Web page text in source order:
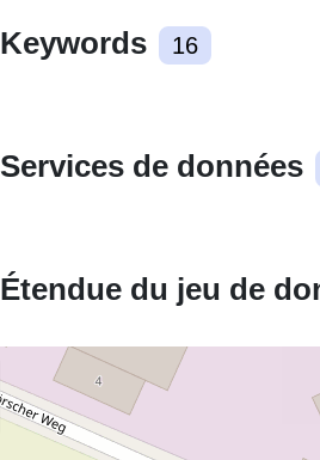
Keywords 16
Services de données
Étendue du jeu de